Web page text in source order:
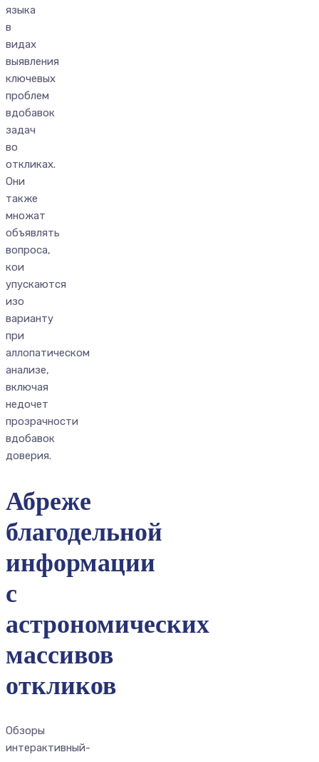
языка
в
видах
выявления
ключевых
проблем
вдобавок
задач
во
откликах.
Они
также
множат
объявлять
вопроса,
кои
упускаются
изо
варианту
при
аллопатическом
анализе,
включая
недочет
прозрачности
вдобавок
доверия.
Абреже
благодельной
информации
с
астрономических
массивов
откликов
Обзоры
интерактивный-